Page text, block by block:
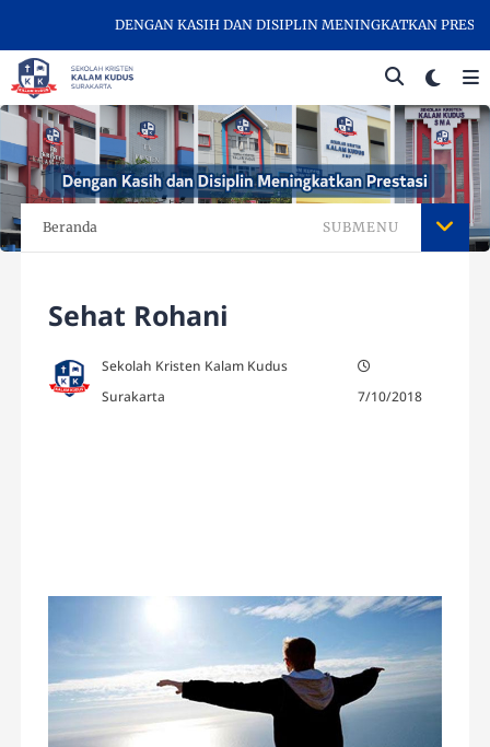
DENGAN KASIH DAN DISIPLIN MENINGKATKAN
Beranda SUBMENU
Sehat Rohani
Sekolah Kristen Kalam Kudus
Surakarta
7/10/2018